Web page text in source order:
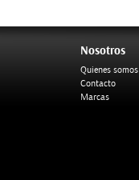
Nosotros
Quienes somos
Contacto
Marcas